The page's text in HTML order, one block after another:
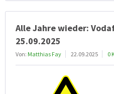
Alle Jahre wieder:
25.09.2025
Von: Matthias Fay 22.09.2025 0